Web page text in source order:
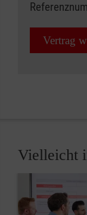
Vertrag
Vielleicht